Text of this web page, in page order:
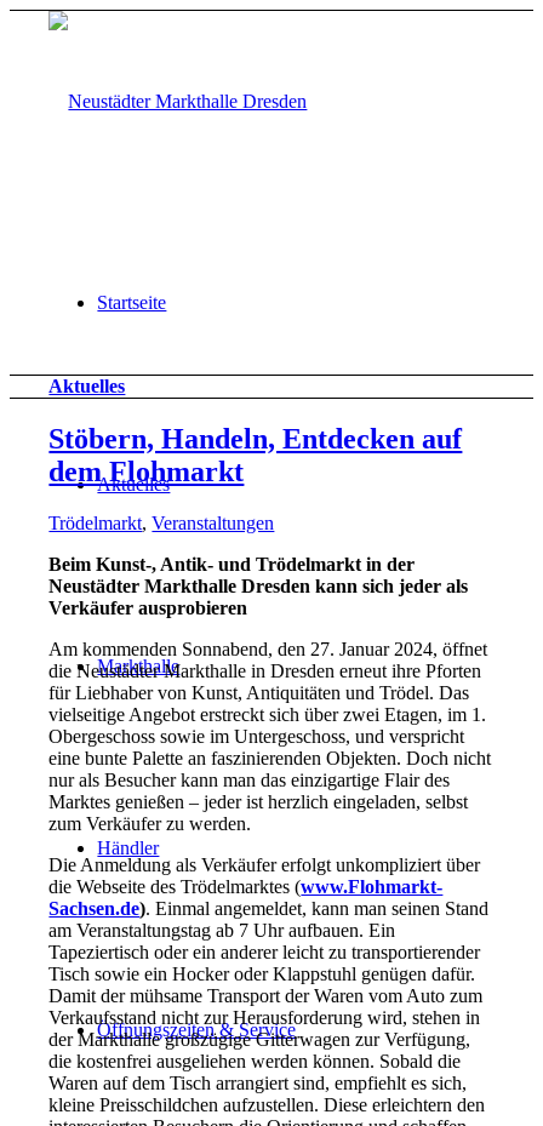
Startseite
Aktuelles
Markthalle
Händler
Öffnungszeiten & Service
Aktuelles
Stöbern, Handeln, Entdecken auf
dem Flohmarkt
Trödelmarkt,Veranstaltungen
Beim Kunst-, Antik- und Trödelmarkt in der
Neustädter Markthalle Dresden kann sich jeder als
Verkäufer ausprobieren
Am kommenden Sonnabend, den 27. Januar 2024, öffnet
die Neustädter Markthalle in Dresden erneut ihre Pforten
für Liebhaber von Kunst, Antiquitäten und Trödel. Das
vielseitige Angebot erstreckt sich über zwei Etagen, im 1.
Obergeschoss sowie im Untergeschoss, und verspricht
eine bunte Palette an faszinierenden Objekten. Doch nicht
nur als Besucher kann man das einzigartige Flair des
Marktes genießen – jeder ist herzlich eingeladen, selbst
zum Verkäufer zu werden.
Die Anmeldung als Verkäufer erfolgt unkompliziert über
die Webseite des Trödelmarktes (www.Flohmarkt-
Sachsen.de). Einmal angemeldet, kann man seinen Stand
am Veranstaltungstag ab 7 Uhr aufbauen. Ein
Tapeziertisch oder ein anderer leicht zu transportierender
Tisch sowie ein Hocker oder Klappstuhl genügen dafür.
Damit der mühsame Transport der Waren vom Auto zum
Verkaufsstand nicht zur Herausforderung wird, stehen in
der Markthalle großzügige Gitterwagen zur Verfügung,
die kostenfrei ausgeliehen werden können. Sobald die
Waren auf dem Tisch arrangiert sind, empfiehlt es sich,
kleine Preisschildchen aufzustellen. Diese erleichtern den